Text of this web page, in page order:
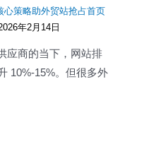
心策略助外贸站抢占首页
年2月14日
应商的当下，网站排
10%-15%。但很多外